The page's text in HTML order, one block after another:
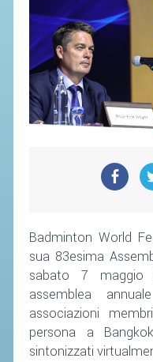
Badminton World
sua 83esima
sabato 7
assemblea
associazioni
persona a
sintonizzati